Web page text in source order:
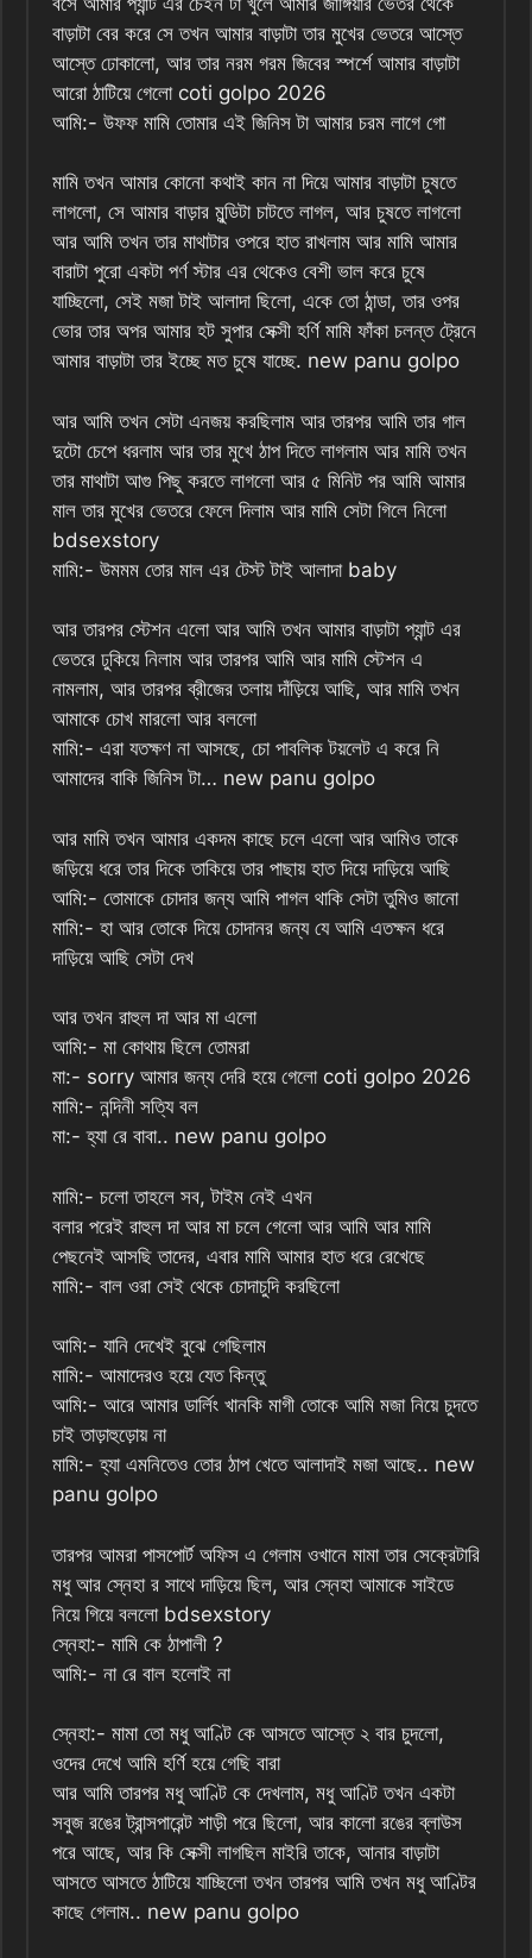
বাড়াটা বের করে সে তখন আমার বাড়াটা তার মুখের ভেতরে আস্তে
আস্তে ঢোকালো, আর তার নরম গরম জিবের স্পর্শে আমার বাড়াটা
আরো ঠাটিয়ে গেলো coti golpo 2026
আমি:- উফফ মামি তোমার এই জিনিস টা আমার চরম লাগে গো
মামি তখন আমার কোনো কথাই কান না দিয়ে আমার বাড়াটা চুষতে
লাগলো, সে আমার বাড়ার মুন্ডিটা চাটতে লাগল, আর চুষতে লাগলো
আর আমি তখন তার মাথাটার ওপরে হাত রাখলাম আর মামি আমার
বারাটা পুরো একটা পর্ণ স্টার এর থেকেও বেশী ভাল করে চুষে
যাচ্ছিলো, সেই মজা টাই আলাদা ছিলো, একে তো ঠান্ডা, তার ওপর
ভোর তার অপর আমার হট সুপার সেক্সী হর্ণি মামি ফাঁকা চলন্ত ট্রেনে
আমার বাড়াটা তার ইচ্ছে মত চুষে যাচ্ছে. new panu golpo
আর আমি তখন সেটা এনজয় করছিলাম আর তারপর আমি তার গাল
দুটো চেপে ধরলাম আর তার মুখে ঠাপ দিতে লাগলাম আর মামি তখন
তার মাথাটা আগু পিছু করতে লাগলো আর ৫ মিনিট পর আমি আমার
মাল তার মুখের ভেতরে ফেলে দিলাম আর মামি সেটা গিলে নিলো
bdsexstory
মামি:- উমমম তোর মাল এর টেস্ট টাই আলাদা baby
আর তারপর স্টেশন এলো আর আমি তখন আমার বাড়াটা প্যান্ট এর
ভেতরে ঢুকিয়ে নিলাম আর তারপর আমি আর মামি স্টেশন এ
নামলাম, আর তারপর ব্রীজের তলায় দাঁড়িয়ে আছি, আর মামি তখন
আমাকে চোখ মারলো আর বললো
মামি:- এরা যতক্ষণ না আসছে, চো পাবলিক টয়লেট এ করে নি
আমাদের বাকি জিনিস টা… new panu golpo
আর মামি তখন আমার একদম কাছে চলে এলো আর আমিও তাকে
জড়িয়ে ধরে তার দিকে তাকিয়ে তার পাছায় হাত দিয়ে দাড়িয়ে আছি
আমি:- তোমাকে চোদার জন্য আমি পাগল থাকি সেটা তুমিও জানো
মামি:- হা আর তোকে দিয়ে চোদানর জন্য যে আমি এতক্ষন ধরে
দাড়িয়ে আছি সেটা দেখ
আর তখন রাহুল দা আর মা এলো
আমি:- মা কোথায় ছিলে তোমরা
মা:- sorry আমার জন্য দেরি হয়ে গেলো coti golpo 2026
মামি:- নন্দিনী সত্যি বল
মা:- হ্যা রে বাবা.. new panu golpo
মামি:- চলো তাহলে সব, টাইম নেই এখন
বলার পরেই রাহুল দা আর মা চলে গেলো আর আমি আর মামি
পেছনেই আসছি তাদের, এবার মামি আমার হাত ধরে রেখেছে
মামি:- বাল ওরা সেই থেকে চোদাচুদি করছিলো
আমি:- যানি দেখেই বুঝে গেছিলাম
মামি:- আমাদেরও হয়ে যেত কিন্তু
আমি:- আরে আমার ডার্লিং খানকি মাগী তোকে আমি মজা নিয়ে চুদতে
চাই তাড়াহুড়োয় না
মামি:- হ্যা এমনিতেও তোর ঠাপ খেতে আলাদাই মজা আছে.. new
panu golpo
তারপর আমরা পাসপোর্ট অফিস এ গেলাম ওখানে মামা তার সেক্রেটারি
মধু আর স্নেহা র সাথে দাড়িয়ে ছিল, আর স্নেহা আমাকে সাইডে
নিয়ে গিয়ে বললো bdsexstory
স্নেহা:- মামি কে ঠাপালী ?
আমি:- না রে বাল হলোই না
স্নেহা:- মামা তো মধু আণ্টি কে আসতে আস্তে ২ বার চুদলো,
ওদের দেখে আমি হর্ণি হয়ে গেছি বারা
আর আমি তারপর মধু আণ্টি কে দেখলাম, মধু আণ্টি তখন একটা
সবুজ রঙের ট্রান্সপারেন্ট শাড়ী পরে ছিলো, আর কালো রঙের ব্লাউস
পরে আছে, আর কি সেক্সী লাগছিল মাইরি তাকে, আনার বাড়াটা
আসতে আসতে ঠাটিয়ে যাচ্ছিলো তখন তারপর আমি তখন মধু আণ্টির
কাছে গেলাম.. new panu golpo